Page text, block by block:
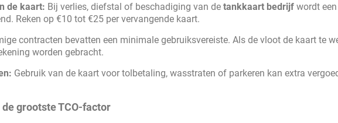
de kaart: Bij verlies, diefstal of beschadiging van de tankkaart bedrijf wordt een
Reken op €10 tot €25 per vervangende kaart.
contracten bevatten een minimale gebruiksvereiste. Als de vloot de kaart te
worden gebracht.
Gebruik van de kaart voor tolbetaling, wasstraten of parkeren kan extra
grootste TCO-factor